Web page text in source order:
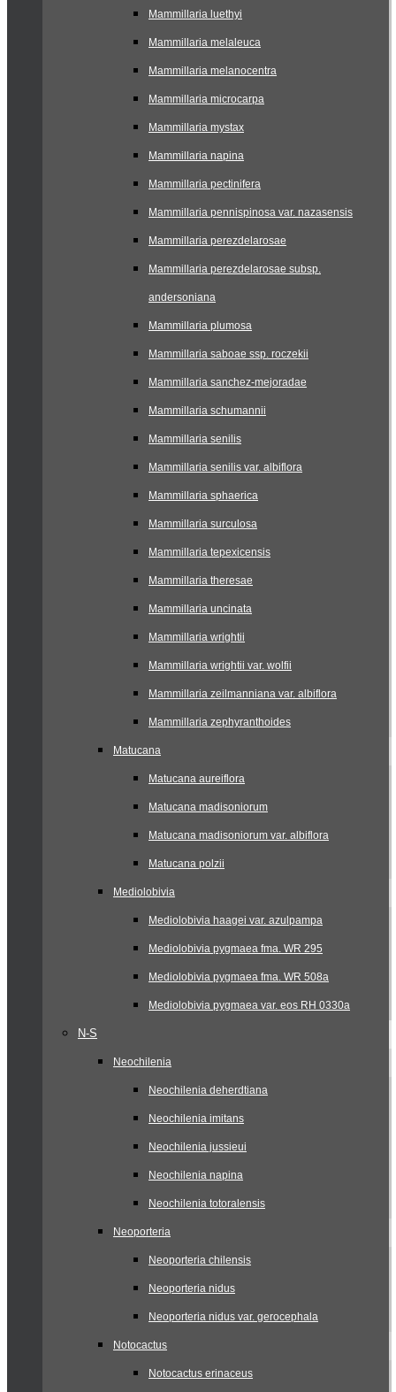
Mammillaria luethyi
Mammillaria melaleuca
Mammillaria melanocentra
Mammillaria microcarpa
Mammillaria mystax
Mammillaria napina
Mammillaria pectinifera
Mammillaria pennispinosa var. nazasensis
Mammillaria perezdelarosae
Mammillaria perezdelarosae subsp.
andersoniana
Mammillaria plumosa
Mammillaria saboae ssp. roczekii
Mammillaria sanchez-mejoradae
Mammillaria schumannii
Mammillaria senilis
Mammillaria senilis var. albiflora
Mammillaria sphaerica
Mammillaria surculosa
Mammillaria tepexicensis
Mammillaria theresae
Mammillaria uncinata
Mammillaria wrightii
Mammillaria wrightii var. wolfii
Mammillaria zeilmanniana var. albiflora
Mammillaria zephyranthoides
Matucana
Matucana aureiflora
Matucana madisoniorum
Matucana madisoniorum var. albiflora
Matucana polzii
Mediolobivia
Mediolobivia haagei var. azulpampa
Mediolobivia pygmaea fma. WR 295
Mediolobivia pygmaea fma. WR 508a
Mediolobivia pygmaea var. eos RH 0330a
N-S
Neochilenia
Neochilenia deherdtiana
Neochilenia imitans
Neochilenia jussieui
Neochilenia napina
Neochilenia totoralensis
Neoporteria
Neoporteria chilensis
Neoporteria nidus
Neoporteria nidus var. gerocephala
Notocactus
Notocactus erinaceus